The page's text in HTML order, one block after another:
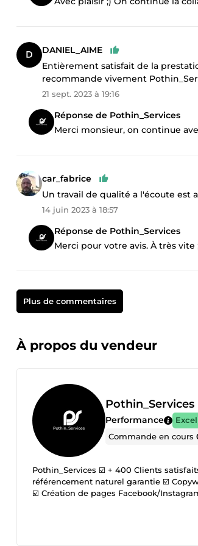
DANIEL_AIME
Entièrement satisfait de la
recommande vivement
21 sept. 2023 à 19:16
Réponse de Pothin_Services
Merci monsieur, on continue
car_fabrice
Un travail de qualité a l'écoute
14 juin 2023 à 18:57
Réponse de Pothin_Services
Merci pour votre avis. À très vite
Plus de commentaires
À propos du vendeur
Pothin_Services
Performance
Commande en cours
Pothin_Services ☑️ + 400 Clients
référencement naturel garantie ☑️
☑️ Création de pages Facebook/
gagnant-gagnant 🎯 Consultant en
contacter le vendeur Je me ferai un
aider. Votre partenaire de confiance